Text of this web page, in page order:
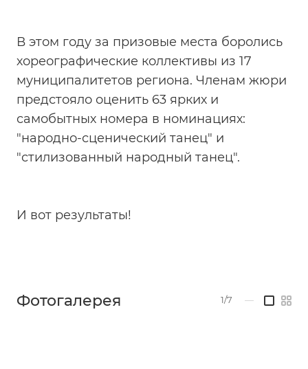
В этом году за призовые места боролись
хореографические коллективы из 17
муниципалитетов региона. Членам жюри
предстояло оценить 63 ярких и
самобытных номера в номинациях:
"народно-сценический танец" и
"стилизованный народный танец".
И вот результаты!
Фотогалерея 1/7 —